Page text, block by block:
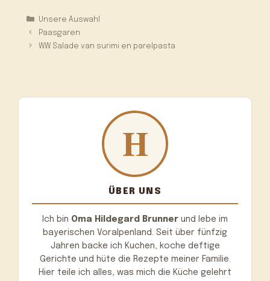
Kategorien
Unsere Auswahl
Paasgaren
WW Salade van surimi en parelpasta
ÜBER UNS
Ich bin Oma Hildegard Brunner und lebe im
bayerischen Voralpenland. Seit über fünfzig
Jahren backe ich Kuchen, koche deftige
Gerichte und hüte die Rezepte meiner Familie.
Hier teile ich alles, was mich die Küche gelehrt